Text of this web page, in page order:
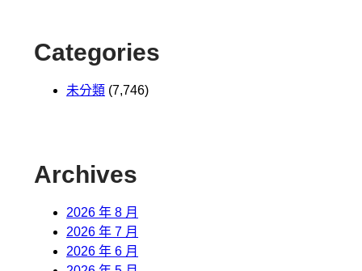
Categories
未分類 (7,746)
Archives
2026 年 8 月
2026 年 7 月
2026 年 6 月